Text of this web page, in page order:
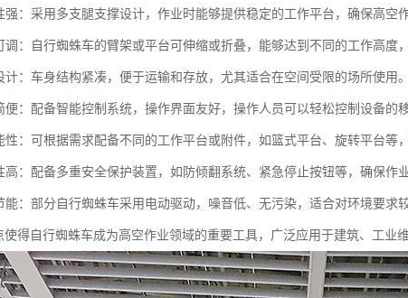
强：采用多支腿支撑设计，作业时能够提供稳定的工作平台，确保高空
调：自行蜘蛛车的臂架或平台可伸缩或折叠，能够达到不同的工作高度
计：车身结构紧凑，便于运输和存放，尤其适合在空间受限的场所使用。
便：配备智能控制系统，操作界面友好，操作人员可以轻松控制设备的
性：可根据需求配备不同的工作平台或附件，如篮式平台、旋转平台等
高：配备多重安全保护装置，如防倾翻系统、紧急停止按钮等，确保作
能：部分自行蜘蛛车采用电动驱动，噪音低、无污染，适合对环境要求
使得自行蜘蛛车成为高空作业领域的重要工具，广泛应用于建筑、工业